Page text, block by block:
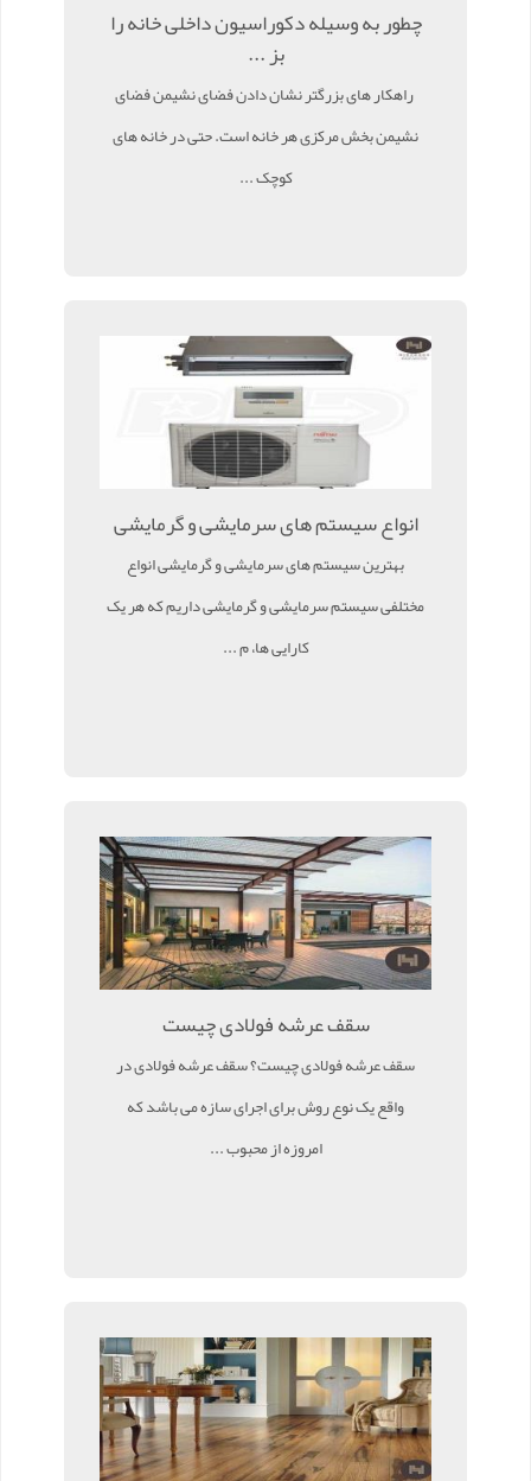
چطور به وسیله دکوراسیون داخلی خانه را
بز ...
راهکار های بزرگتر نشان دادن فضای نشیمن فضای
نشیمن بخش مرکزی هر خانه است. حتی در خانه های
کوچک ...
انواع سیستم های سرمایشی و گرمایشی
بهترین سیستم های سرمایشی و گرمایشی انواع
مختلفی سیستم سرمایشی و گرمایشی داریم که هر یک
کارایی ها، م ...
سقف عرشه فولادی چیست
سقف عرشه فولادی چیست؟ سقف عرشه فولادی در
واقع یک نوع روش برای اجرای سازه می باشد که
امروزه از محبوب ...